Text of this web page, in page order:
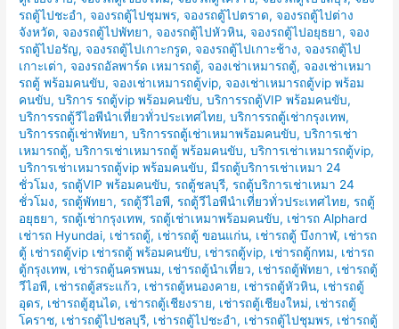
รถตู้ไปชะอำ,จองรถตู้ไปชุมพร,จองรถตู้ไปตราด,จองรถตู้ไปต่าง
จังหวัด,จองรถตู้ไปพัทยา,จองรถตู้ไปหัวหิน,จองรถตู้ไปอยุธยา,จอง
รถตู้ไปอรัญ,จองรถตู้ไปเกาะกรูด,จองรถตู้ไปเกาะช้าง,จองรถตู้ไป
เกาะเต่า,จองรถอัลพาร์ด เหมารถตู้,จองเช่าเหมารถตู้,จองเช่าเหมา
รถตู้ พร้อมคนขับ,จองเช่าเหมารถตู้vip,จองเช่าเหมารถตู้vip พร้อม
คนขับ,บริการ รถตู้vip พร้อมคนขับ,บริการรถตู้VIP พร้อมคนขับ,
บริการรถตู้วีไอพีนำเที่ยวทั่วประเทศไทย,บริการรถตู้เช่ากรุงเทพ,
บริการรถตู้เช่าพัทยา,บริการรถตู้เช่าเหมาพร้อมคนขับ,บริการเช่า
เหมารถตู้,บริการเช่าเหมารถตู้ พร้อมคนขับ,บริการเช่าเหมารถตู้vip,
บริการเช่าเหมารถตู้vip พร้อมคนขับ,มีรถตู้บริการเช่าเหมา 24
ชั่วโมง,รถตู้VIP พร้อมคนขับ,รถตู้ชลบุรี,รถตู้บริการเช่าเหมา 24
ชั่วโมง,รถตู้พัทยา,รถตู้วีไอพี,รถตู้วีไอพีนำเที่ยวทั่วประเทศไทย,รถตู้
อยุธยา,รถตู้เช่ากรุงเทพ,รถตู้เช่าเหมาพร้อมคนขับ, เช่ารถ Alphard
เช่ารถ Hyundai, เช่ารถตู้, เช่ารถตู้ ขอนแก่น, เช่ารถตู้ บึงกาฬ, เช่ารถ
ตู้ เช่ารถตู้vip เช่ารถตู้ พร้อมคนขับ, เช่ารถตู้vip, เช่ารถตู้กทม, เช่ารถ
ตู้กรุงเทพ, เช่ารถตู้นครพนม, เช่ารถตู้นำเที่ยว, เช่ารถตู้พัทยา, เช่ารถตู้
วีไอพี, เช่ารถตู้สระแก้ว, เช่ารถตู้หนองคาย, เช่ารถตู้หัวหิน, เช่ารถตู้
อุดร, เช่ารถตู้ฮุนได, เช่ารถตู้เชียงราย, เช่ารถตู้เชียงใหม่, เช่ารถตู้
โคราช, เช่ารถตู้ไปชลบุรี, เช่ารถตู้ไปชะอำ, เช่ารถตู้ไปชุมพร, เช่ารถตู้